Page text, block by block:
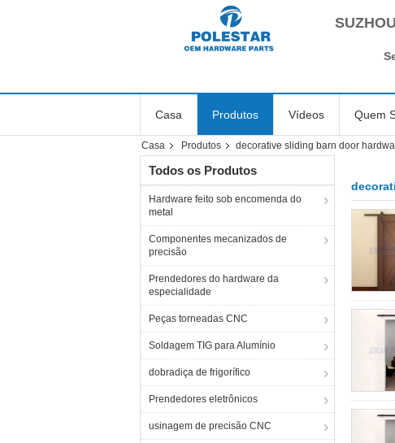
Casa Produtos Vídeos Quem
Casa Produtos decorative sliding barn door
Todos os Produtos
Hardware feito sob encomenda do
metal
Componentes mecanizados de
precisão
Prendedores do hardware da
especialidade
Peças torneadas CNC
Soldagem TIG para Alumínio
dobradiça de frigorífico
Prendedores eletrônicos
usinagem de precisão CNC